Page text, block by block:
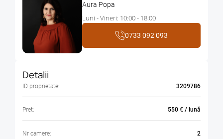
Aura Popa
Luni - Vineri: 10:00 - 18:00
0733 092 093
Detalii
ID proprietate: 3209786
Pret: 550 € / lună
Nr camere: 2